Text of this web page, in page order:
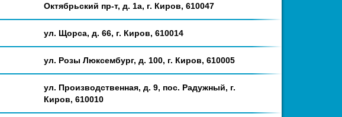
Октябрьский пр-т, д. 1а, г. Киров, 610047
ул. Щорса, д. 66, г. Киров, 610014
ул. Розы Люксембург, д. 100, г. Киров, 610005
ул. Производственная, д. 9, пос. Радужный, г.
Киров, 610010